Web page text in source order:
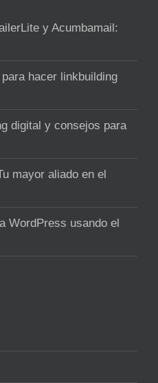
y Acumbamail:
hacer linkbuilding
digital y consejos para
mayor aliado en el
WordPress usando el